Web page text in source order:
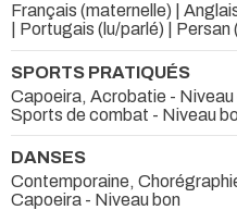
Français (maternelle) |
| Portugais (lu/parlé) | Persan
SPORTS PRATIQUÉS
Capoeira, Acrobatie -
Sports de combat - Niveau
DANSES
Contemporaine,
Capoeira - Niveau bon